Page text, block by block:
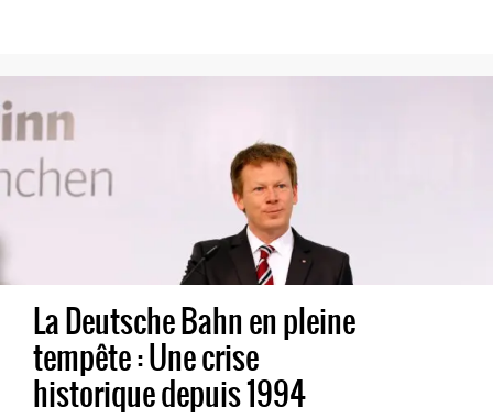
La Deutsche Bahn en pleine
tempête : Une crise
historique depuis 1994